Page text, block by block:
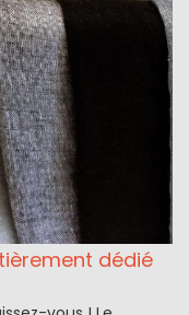
dédié